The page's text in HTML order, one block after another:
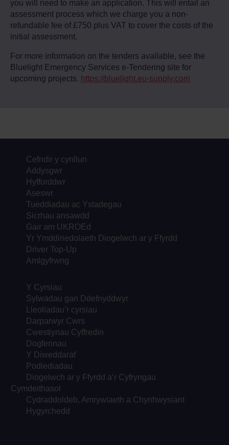
you will need to make an application. This will entail an
assessment process which we charge you a non-
refundable fee of £750 plus VAT to cover the costs of the
initial assessment.
For more information on the tenders available, see the
Bluelight Emergency Services e-Tendering site for
upcoming projects. https://bluelight.eu-supply.com
Cefndir y cynllun
Addysgwr
Hyfforddwr
Aseswr
Tueddiadau ac Ystadegau
Sicrhau ansawdd
Gair am UKROEd
Yr Ymddiriedolaeth Diogelwch ar y Ffyrdd
Driver Top-Up
Amlgyfrwng
Y Cyrsiau
Sylwadau gan Ddefnyddwyr
Lleoliadau’r cyrsiau
Darparwyr Cwrs
Cwestiynau Cyffredin
Dogfennau
Y Diweddaraf
Podlediadau
Diogelwch ar y Ffyrdd a’r Cyfryngau
Cymdeithasol
Cydraddoldeb, Amrywiaeth a Chynhwysiant
Hygyrchedd